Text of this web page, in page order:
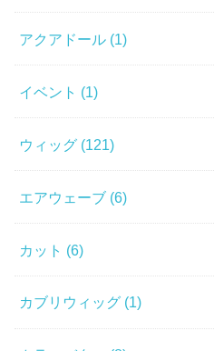
アクアドール (1)
イベント (1)
ウィッグ (121)
エアウェーブ (6)
カット (6)
カブリウィッグ (1)